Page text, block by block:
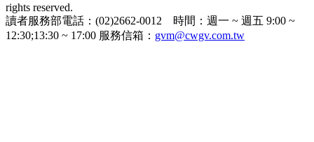
rights reserved.
讀者服務部電話：(02)2662-0012 時間：週一 ~ 週五 9:00 ~
12:30;13:30 ~ 17:00 服務信箱： gvm@cwgv.com.tw